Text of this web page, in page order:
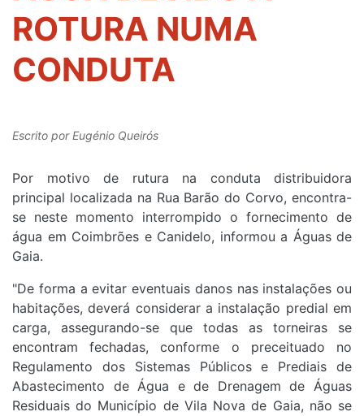
ROTURA NUMA
CONDUTA
Escrito porEugénio Queirós
Por motivo de rutura na conduta distribuidora
principal localizada na Rua Barão do Corvo, encontra-
se neste momento interrompido o fornecimento de
água em Coimbrões e Canidelo, informou a Águas de
Gaia.
"De forma a evitar eventuais danos nas instalações ou
habitações, deverá considerar a instalação predial em
carga, assegurando-se que todas as torneiras se
encontram fechadas, conforme o preceituado no
Regulamento dos Sistemas Públicos e Prediais de
Abastecimento de Água e de Drenagem de Águas
Residuais do Município de Vila Nova de Gaia, não se